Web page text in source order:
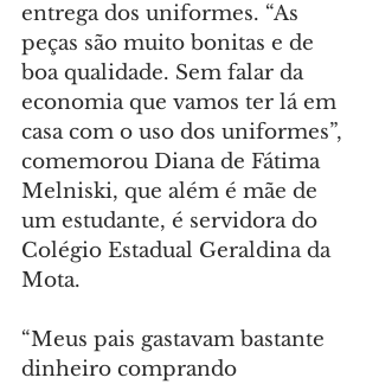
entrega dos uniformes. “As
peças são muito bonitas e de
boa qualidade. Sem falar da
economia que vamos ter lá em
casa com o uso dos uniformes”,
comemorou Diana de Fátima
Melniski, que além é mãe de
um estudante, é servidora do
Colégio Estadual Geraldina da
Mota.
“Meus pais gastavam bastante
dinheiro comprando